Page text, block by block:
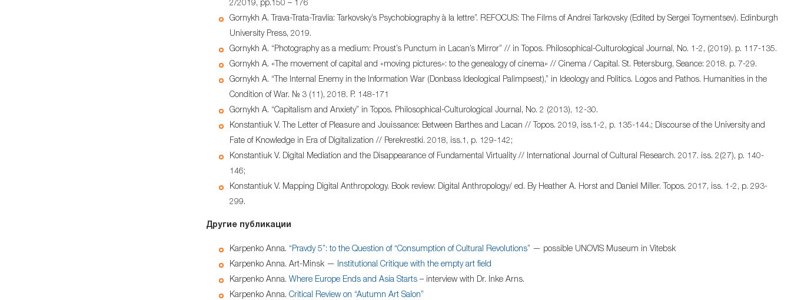
2/2019, pp.150 – 176
Gornykh A. Trava-Trata-Travlia: Tarkovsky’s Psychobiography à la lettre”. REFOCUS: The Films of Andrei Tarkovsky (Edited by Sergei Toymentsev). Edinburgh
University Press, 2019.
Gornykh A. “Photography as a medium: Proust’s Punctum in Lacan’s Mirror” // in Topos. Philosophical-Culturological Journal, No. 1-2, (2019). p. 117-135.
Gornykh A. «The movement of capital and «moving pictures»: to the genealogy of cinema» // Cinema / Capital. St. Petersburg, Seance: 2018. p. 7-29.
Gornykh A. “The Internal Enemy in the Information War (Donbass Ideological Palimpsest),” in Ideology and Politics. Logos and Pathos. Humanities in the
Condition of War. № 3 (11), 2018. P. 148-171
Gornykh A. “Capitalism and Anxiety” in Topos. Philosophical-Culturological Journal, No. 2 (2013), 12-30.
Konstantiuk V. The Letter of Pleasure and Jouissance: Between Barthes and Lacan // Topos. 2019, iss.1-2, p. 135-144.; Discourse of the University and
Fate of Knowledge in Era of Digitalization // Perekrestki. 2018, iss.1, p. 129-142;
Konstantiuk V. Digital Mediation and the Disappearance of Fundamental Virtuality // International Journal of Cultural Research. 2017. iss. 2(27), p. 140-
146;
Konstantiuk V. Mapping Digital Anthropology. Book review: Digital Anthropology/ ed. By Heather A. Horst and Daniel Miller. Topos. 2017, iss. 1-2, p. 293-
299.
Другие публикации
Karpenko Anna. “Pravdy 5”: to the Question of “Consumption of Cultural Revolutions” — possible UNOVIS Museum in Vitebsk
Karpenko Anna. Art-Minsk —
Institutional Critique with the empty art field
Karpenko Anna. Where Europe Ends and Asia Starts– interview with Dr. Inke Arns.
Karpenko Anna. Critical Review on “Autumn Art Salon”